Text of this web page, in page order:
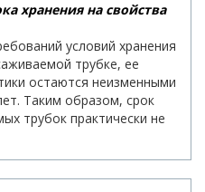
хранения на свойства
условий хранения
трубке, ее
остаются неизменными
Таким образом, срок
трубок практически не